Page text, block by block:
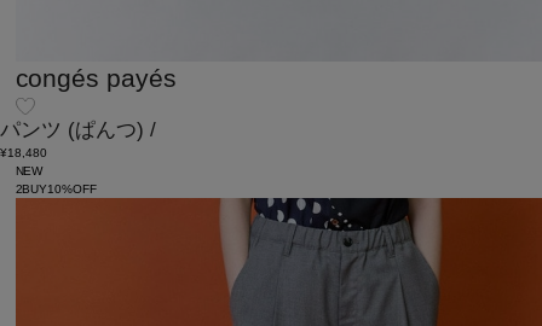
congés payés
パンツ (ぱんつ) /
¥18,480
NEW
2BUY10%OFF